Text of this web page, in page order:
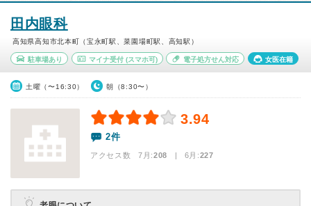
田内眼科
高知県高知市北本町（宝永町駅、菜園場町駅、高知駅）
駐車場あり マイナ受付(スマホ可) 電子処方せん対応 女医在籍
土曜（〜16:30） 朝（8:30〜）
3.94
2件
アクセス数 7月:208 | 6月:227